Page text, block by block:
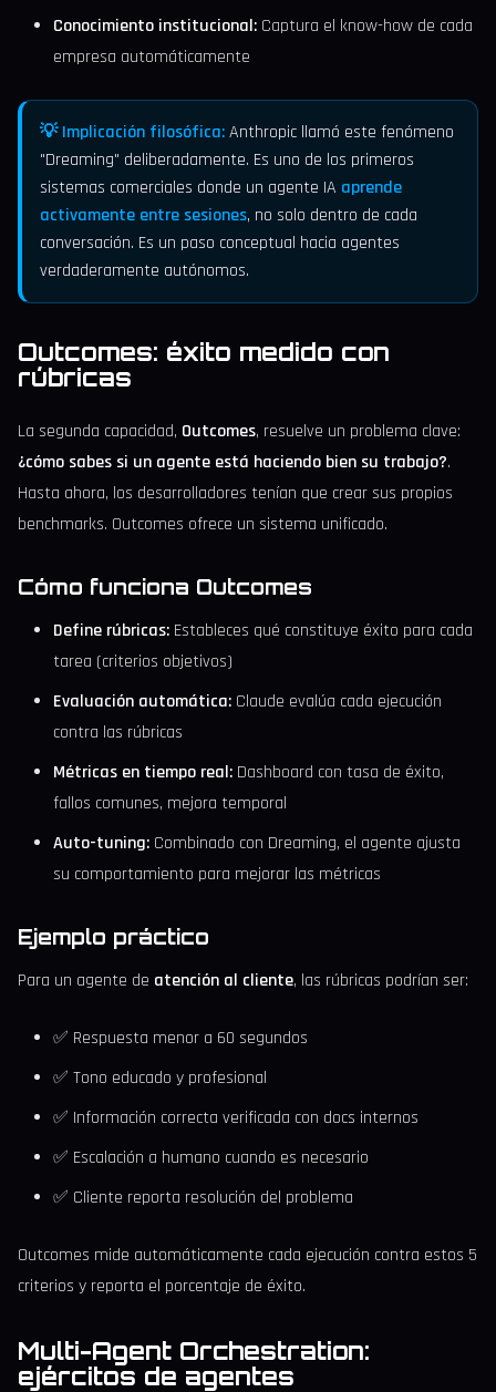
Conocimiento institucional: Captura el know-how de cada
empresa automáticamente
💡 Implicación filosófica:Anthropic llamó este fenómeno
"Dreaming" deliberadamente. Es uno de los primeros
sistemas comerciales donde un agente IA aprende
activamente entre sesiones, no solo dentro de cada
conversación. Es un paso conceptual hacia agentes
verdaderamente autónomos.
Outcomes: éxito medido con
rúbricas
La segunda capacidad, Outcomes, resuelve un problema clave:
¿cómo sabes si un agente está haciendo bien su trabajo?.
Hasta ahora, los desarrolladores tenían que crear sus propios
benchmarks. Outcomes ofrece un sistema unificado.
Cómo funciona Outcomes
Define rúbricas: Estableces qué constituye éxito para cada
tarea (criterios objetivos)
Evaluación automática: Claude evalúa cada ejecución
contra las rúbricas
Métricas en tiempo real: Dashboard con tasa de éxito,
fallos comunes, mejora temporal
Auto-tuning: Combinado con Dreaming, el agente ajusta
su comportamiento para mejorar las métricas
Ejemplo práctico
Para un agente de atención al cliente, las rúbricas podrían ser:
✅ Respuesta menor a 60 segundos
✅ Tono educado y profesional
✅ Información correcta verificada con docs internos
✅ Escalación a humano cuando es necesario
✅ Cliente reporta resolución del problema
Outcomes mide automáticamente cada ejecución contra estos 5
criterios y reporta el porcentaje de éxito.
Multi-Agent Orchestration:
ejércitos de agentes